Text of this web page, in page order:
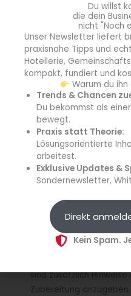
Einkauf der Gläser sollte
möglichst gerade Gläser
Diese sind leicht zu
zu entnehmen und es
Es gelten dieüblichen
verpackte Lebensmittelin
Verpackung gehört also
mindestens folgende
Bezeichnung (Name
Zutatenverzeichnis,
Mindesthaltbarkeit-
Nährwerttabelle
Füllmenge
Name und Anschrift
sind zusätzlich
Zubereitung anzugeben.
Du willst
die dein
nicht "Noch
Unser Newsletter liefert
praxisnahe Tipps und
Hotellerie,
kompakt, fundiert und
Warum du
Trends & Chancen
Du bekommst als
bewegt.
Praxis statt Theorie:
Lösungsorientierte
arbeitest.
Exklusive Updates &
Sondernewsletter,
Direkt
Kein Spam.